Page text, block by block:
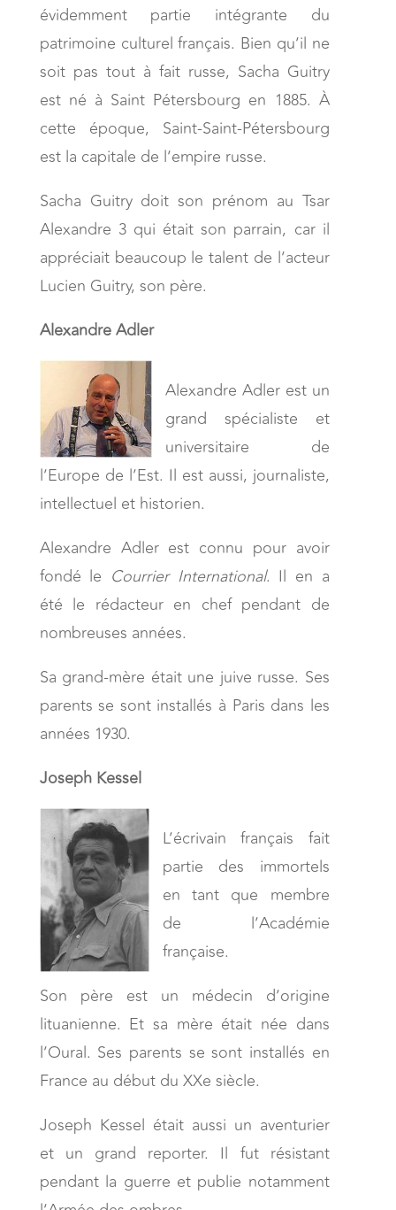
évidemment partie intégrante du
patrimoine culturel français. Bien qu’il ne
soit pas tout à fait russe, Sacha Guitry
est né à Saint Pétersbourg en 1885. À
cette époque, Saint-Saint-Pétersbourg
est la capitale de l’empire russe.
Sacha Guitry doit son prénom au Tsar
Alexandre 3 qui était son parrain, car il
appréciait beaucoup le talent de l’acteur
Lucien Guitry, son père.
Alexandre Adler
Alexandre Adler est un
grand spécialiste et
universitaire de
l’Europe de l’Est. Il est aussi, journaliste,
intellectuel et historien.
Alexandre Adler est connu pour avoir
fondé le Courrier International. Il en a
été le rédacteur en chef pendant de
nombreuses années.
Sa grand-mère était une juive russe. Ses
parents se sont installés à Paris dans les
années 1930.
Joseph Kessel
L’écrivain français fait
partie des immortels
en tant que membre
de l’Académie
française.
Son père est un médecin d’origine
lituanienne. Et sa mère était née dans
l’Oural. Ses parents se sont installés en
France au début du XXe siècle.
Joseph Kessel était aussi un aventurier
et un grand reporter. Il fut résistant
pendant la guerre et publie notamment